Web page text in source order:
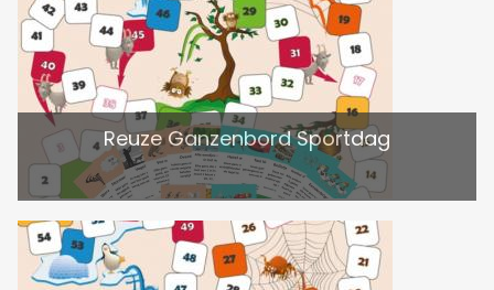
Reuze Ganzenbord Sportdag